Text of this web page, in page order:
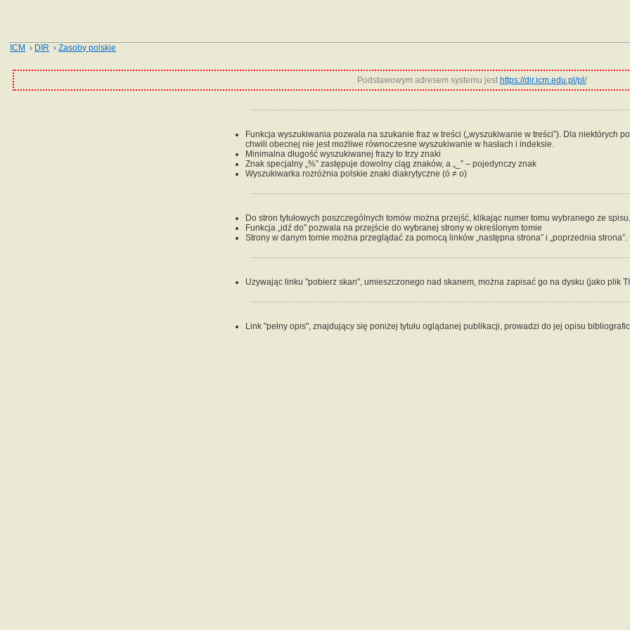
ICM › DIR ›Zasoby polskie
Podstawowym adresem systemu jest https://dir.icm.edu.pl/pl/.
Funkcja wyszukiwania pozwala na szukanie fraz w treści („wyszukiwanie w treści”). Dla niektórych
chwili obecnej nie jest możliwe równoczesne wyszukiwanie w hasłach i indeksie.
Minimalna długość wyszukiwanej frazy to trzy znaki
Znak specjalny „%” zastępuje dowolny ciąg znaków, a „_” – pojedynczy znak
Wyszukiwarka rozróżnia polskie znaki diakrytyczne (ó ≠ o)
Do stron tytułowych poszczególnych tomów można przejść, klikając numer tomu wybranego ze
Funkcja „idź do” pozwala na przejście do wybranej strony w określonym tomie
Strony w danym tomie można przeglądać za pomocą linków „następna strona” i „poprzednia strona”.
Uzywając linku "pobierz skan", umieszczonego nad skanem, można zapisać go na dysku (jako plik
Link "pełny opis", znajdujący się poniżej tytułu oglądanej publikacji, prowadzi do jej opisu